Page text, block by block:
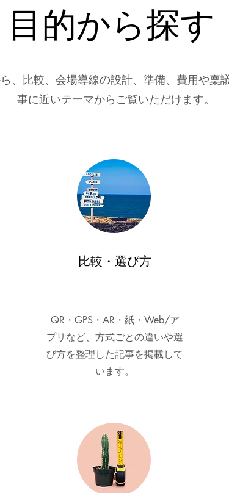
目的から探す
、比較、会場導線の設計、準備、費用や稟
事に近いテーマからご覧いただけます。
比較・選び方
QR・GPS・AR・紙・Web/ア
プリなど、方式ごとの違いや選
び方を整理した記事を掲載して
います。